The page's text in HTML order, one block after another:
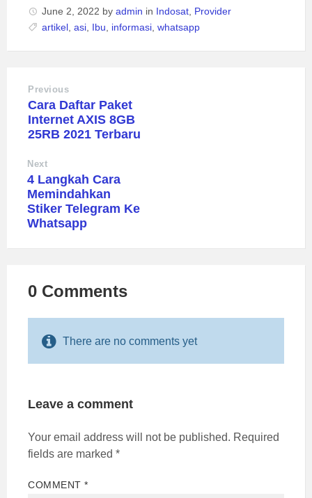
June 2, 2022 by admin in Indosat, Provider
artikel, asi, Ibu, informasi, whatsapp
Previous
Cara Daftar Paket
Internet AXIS 8GB
25RB 2021 Terbaru
Next
4 Langkah Cara
Memindahkan
Stiker Telegram Ke
Whatsapp
0 Comments
There are no comments yet
Leave a comment
Your email address will not be published. Required
fields are marked *
COMMENT*